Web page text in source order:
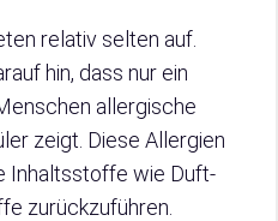
relativ selten auf.
hin, dass nur ein
allergische
zeigt. Diese Allergien
Inhaltsstoffe wie Duft-
zurückzuführen.